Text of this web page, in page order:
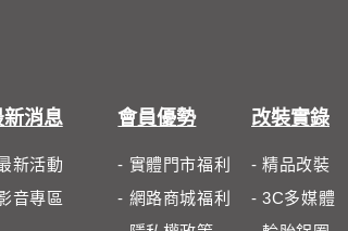
動阻抗輪胎，可
較硬的胎面化合
輪胎品牌：有許
新消息
新活動
音專區
會員優勢
- 實體門市福利
- 網路商城福利
改裝實錄
- 精品改裝
- 3C多媒體